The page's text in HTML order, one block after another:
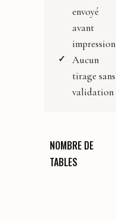
envoyé
avant
impression
Aucun
tirage sans
validation
NOMBRE DE
TABLES